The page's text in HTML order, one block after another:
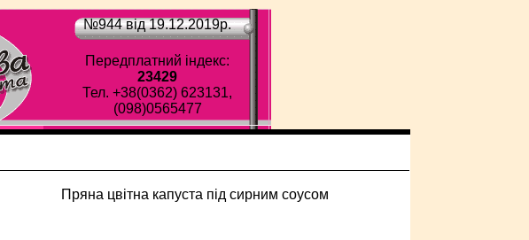
№944 від 19.12.2019p.
Передплатний індекс:
23429
Тел. +38(0362) 623131,
(098)0565477